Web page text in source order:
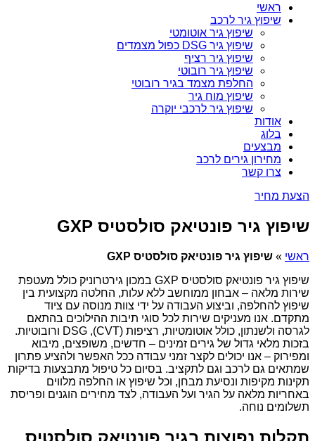
ראשי
שיפוץ גיר לרכב
שיפוץ גיר אוטומטי
שיפוץ גיר DSG כפול מצמדים
שיפוץ גיר רציף
שיפוץ גיר רובוטי
החלפת מצמד בגיר רובוטי
שיפוץ מוח גיר
שיפוץ גיר לרכבי יוקרה
אודות
בלוג
מבצעים
מחירון גירים לרכב
צרו קשר
הצעת מחיר
שיפוץ גיר פונטיאק סולסטיס GXP
ראשי » שיפוץ גיר פונטיאק סולסטיס GXP
שיפוץ גיר פונטיאק סולסטיס GXP במכון גירטרוניק כולל מעטפת
שירות מלאה – אבחון ממוחשב ללא עלות, החלטה מקצועית בין
שיפוץ להחלפה, וביצוע העבודה על ידי צוות מנוסה עם ציוד
מתקדם. אנו מעניקים שירות לכל סוגי תיבות ההילוכים בהתאם
לגרסה ולשנתון, כולל אוטומטיות, רציפות (CVT), DSG ורובוטיות.
בזכות מלאי גדול של גירים זמינים – חדשים, משופצים, מיבוא
ומפירוק – אנו יכולים לקצר זמני עבודה ככל האפשר ולהציע פתרון
שמתאים גם לרכב וגם לתקציב. בסיום כל טיפול מתבצעות בדיקות
תקינות מקיפות ונסיעת מבחן, וכל שיפוץ או החלפה מלווים
באחריות מלאה על הגיר ועל העבודה, לצד מחירים הוגנים ופריסת
תשלומים נוחה.
תקלות נפוצות בגיר פונטיאק סולסטיס